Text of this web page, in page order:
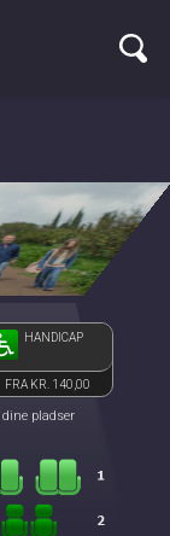
HANDICAP
FRA KR. 140,00
pladser